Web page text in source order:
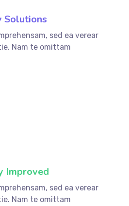
Solutions
sed ea verear
Nam te omittam
Improved
sed ea verear
Nam te omittam